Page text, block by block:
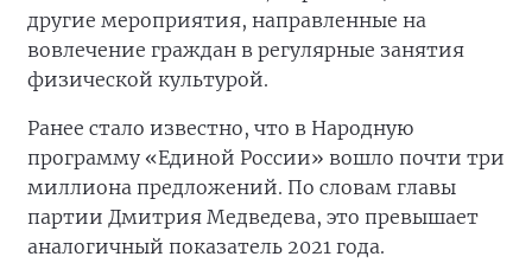
другие мероприятия, направленные на
вовлечение граждан в регулярные занятия
физической культурой.
Ранее стало известно, что в Народную
программу «Единой России» вошло почти три
миллиона предложений. По словам главы
партии Дмитрия Медведева, это превышает
аналогичный показатель 2021 года.